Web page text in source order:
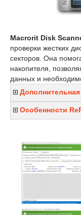
Macrorit Disk
проверки жестких
секторов. Она
накопителя,
данных и
Особенности